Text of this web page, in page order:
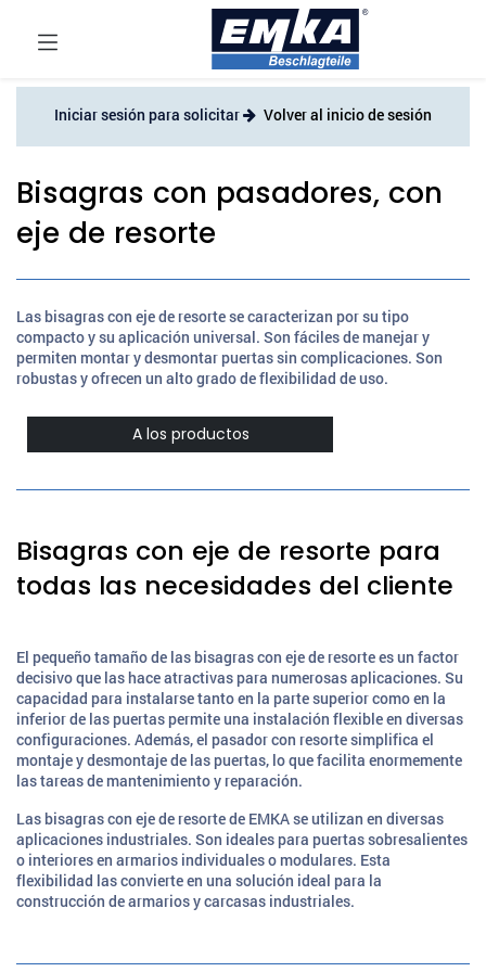
Iniciar sesión para solicitar Volver al inicio de sesión
Bisagras con pasadores, con
eje de resorte
Las bisagras con eje de resorte se caracterizan por su tipo
compacto y su aplicación universal. Son fáciles de manejar y
permiten montar y desmontar puertas sin complicaciones. Son
robustas y ofrecen un alto grado de flexibilidad de uso.
A los productos
Bisagras con eje de resorte para
todas las necesidades del cliente
El pequeño tamaño de las bisagras con eje de resorte es un factor
decisivo que las hace atractivas para numerosas aplicaciones. Su
capacidad para instalarse tanto en la parte superior como en la
inferior de las puertas permite una instalación flexible en diversas
configuraciones. Además, el pasador con resorte simplifica el
montaje y desmontaje de las puertas, lo que facilita enormemente
las tareas de mantenimiento y reparación.
Las bisagras con eje de resorte de EMKA se utilizan en diversas
aplicaciones industriales. Son ideales para puertas sobresalientes
o interiores en armarios individuales o modulares. Esta
flexibilidad las convierte en una solución ideal para la
construcción de armarios y carcasas industriales.